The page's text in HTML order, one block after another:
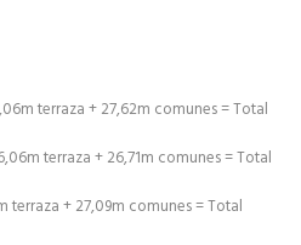
terraza + 27,62m comunes = Total
terraza + 26,71m comunes = Total
terraza + 27,09m comunes = Total